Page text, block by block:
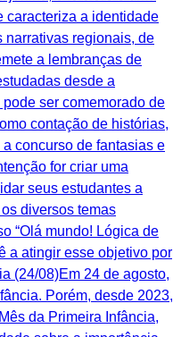
caracteriza a identidade
narrativas regionais, de
a lembranças de
desde a
ser comemorado de
contação de histórias,
concurso de fantasias e
for criar uma
seus estudantes a
diversos temas
“Olá mundo! Lógica de
a atingir esse objetivo por
(24/08)Em 24 de agosto,
Porém, desde 2023,
da Primeira Infância,